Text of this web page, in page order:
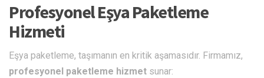
Profesyonel Eşya Paketleme
Hizmeti
Eşya paketleme, taşımanın en kritik aşamasıdır. Firmamız,
profesyonel paketleme hizmet sunar: